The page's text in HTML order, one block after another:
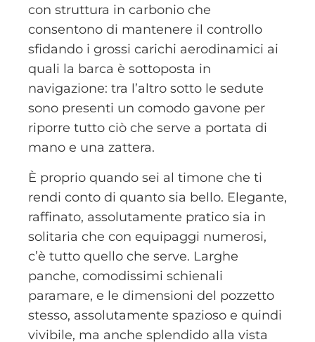
con struttura in carbonio che
consentono di mantenere il controllo
sfidando i grossi carichi aerodinamici ai
quali la barca è sottoposta in
navigazione: tra l’altro sotto le sedute
sono presenti un comodo gavone per
riporre tutto ciò che serve a portata di
mano e una zattera.
È proprio quando sei al timone che ti
rendi conto di quanto sia bello. Elegante,
raffinato, assolutamente pratico sia in
solitaria che con equipaggi numerosi,
c’è tutto quello che serve. Larghe
panche, comodissimi schienali
paramare, e le dimensioni del pozzetto
stesso, assolutamente spazioso e quindi
vivibile, ma anche splendido alla vista